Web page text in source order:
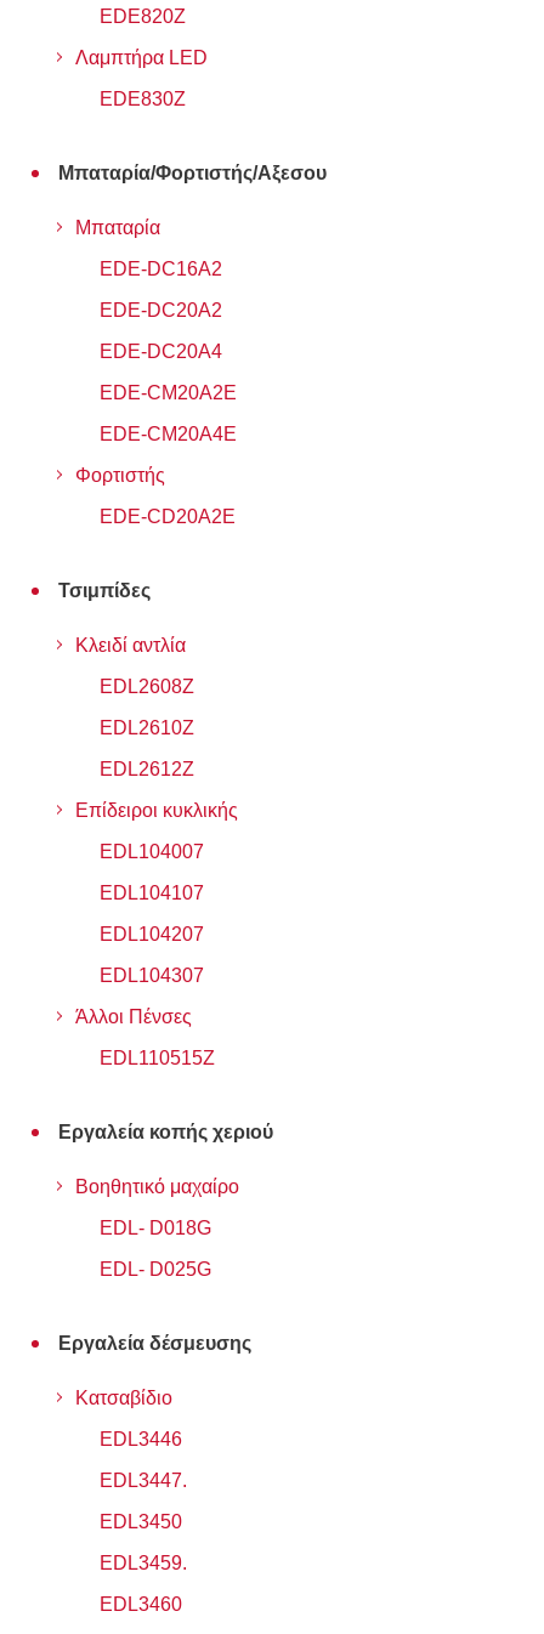
EDE820Z
Λαμπτήρα LED
EDE830Z
Μπαταρία/Φορτιστής/Αξεσου
Μπαταρία
EDE-DC16A2
EDE-DC20A2
EDE-DC20A4
EDE-CM20A2E
EDE-CM20A4E
Φορτιστής
EDE-CD20A2E
Τσιμπίδες
Κλειδί αντλία
EDL2608Z
EDL2610Z
EDL2612Z
Επίδειροι κυκλικής
EDL104007
EDL104107
EDL104207
EDL104307
Άλλοι Πένσες
EDL110515Z
Εργαλεία κοπής χεριού
Βοηθητικό μαχαίρο
EDL- D018G
EDL- D025G
Εργαλεία δέσμευσης
Κατσαβίδιο
EDL3446
EDL3447.
EDL3450
EDL3459.
EDL3460